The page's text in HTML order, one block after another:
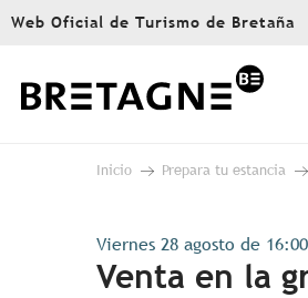
Aller
principal
Web Oficial de Turismo de Bretaña
Inicio Prepara tu estancia
Viernes 28 agosto de
Venta en la